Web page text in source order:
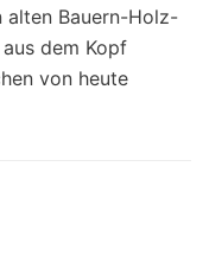
alten Bauern-Holz-
dem Kopf
von heute